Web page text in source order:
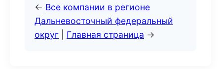
← Все компании в регионе
Дальневосточный федеральный
округ
Главная страница →